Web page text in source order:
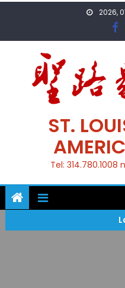
2026,
ST.
Tel: